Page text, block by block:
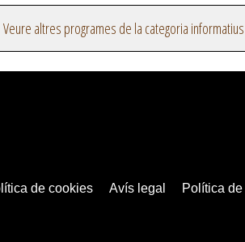
Veure altres programes de la categoria informatius
de cookies Avís legal Política